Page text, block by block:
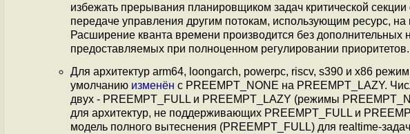
избежать прерывания планировщиком задач критической
передаче управления другим потокам, использующим ресурс, на
Расширение кванта времени производится без дополнительных
предоставляемых при полноценном регулировании приоритетов.
Для архитектур arm64, loongarch, powerpc, riscv, s390 и x86
умолчанию изменён с PREEMPT_NONE на PREEMPT_LAZY.
двух - PREEMPT_FULL и PREEMPT_LAZY (режимы
для архитектур, не поддерживающих PREEMPT_FULL и
модель полного вытеснения (PREEMPT_FULL) для realtime-